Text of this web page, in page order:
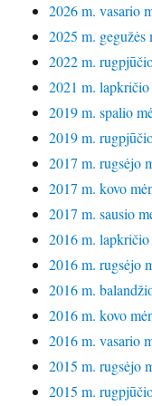
2026 m. vasario
2025 m. gegužės
2022 m.
2021 m. lapkričio
2019 m. spalio
2019 m.
2017 m. rugsėjo
2017 m. kovo
2017 m. sausio
2016 m. lapkričio
2016 m. rugsėjo
2016 m.
2016 m. kovo
2016 m. vasario
2015 m. rugsėjo
2015 m.